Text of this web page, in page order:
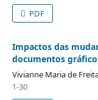
PDF
Impactos das
documentos
Vivianne Maria de
1-30